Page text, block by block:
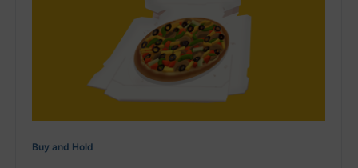
Buy and Hold